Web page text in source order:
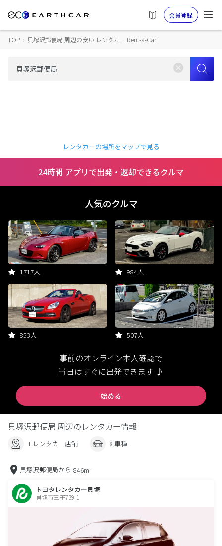
会員登録
TOP › 貝塚沢郵便局 周辺の安い レンタカー Rent-a-Car
レンタカーの場所をマップで見る
24時間 アプリで出発・返却できるクルマ
人気のクルマ
1717人 984人
853人 507人
事前のオンライン本人確認で
当日はすぐに出発できます ♪
始める
貝塚沢郵便局 周辺のレンタカー情報
1 レンタカー店舗 8 車種
貝塚沢郵便局から 846m
トヨタレンタカー貝塚
貝塚市王子739-1